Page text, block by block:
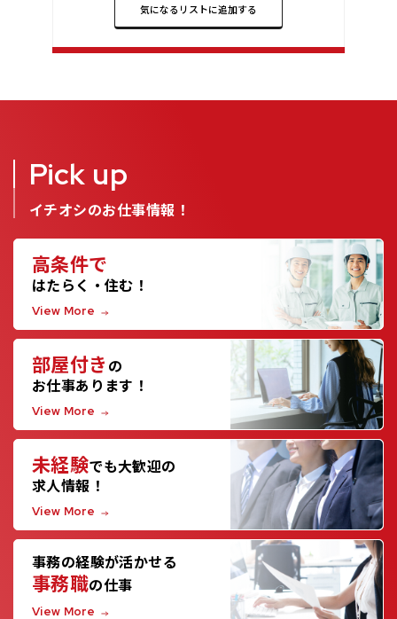
気になるリストに追加する
Pick up
イチオシのお仕事情報！
高条件で
はたらく・住む！
View More
部屋付き の
お仕事あります！
View More
未経験でも大歓迎の
求人情報！
View More
事務の経験が活かせる
事務職の仕事
View More